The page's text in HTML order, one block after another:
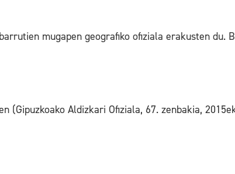
mugapen geografiko ofiziala erakusten du.
(Gipuzkoako Aldizkari Ofiziala, 67. zenbakia,